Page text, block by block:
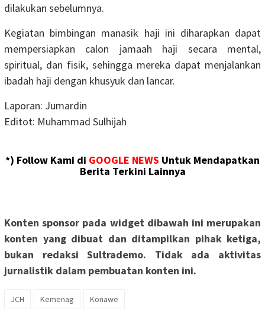
dilakukan sebelumnya.
Kegiatan bimbingan manasik haji ini diharapkan dapat
mempersiapkan calon jamaah haji secara mental,
spiritual, dan fisik, sehingga mereka dapat menjalankan
ibadah haji dengan khusyuk dan lancar.
Laporan: Jumardin
Editot: Muhammad Sulhijah
*) Follow Kami di GOOGLE NEWS Untuk Mendapatkan
Berita Terkini Lainnya
Konten sponsor pada widget dibawah ini merupakan
konten yang dibuat dan ditampilkan pihak ketiga,
bukan redaksi Sultrademo. Tidak ada aktivitas
jurnalistik dalam pembuatan konten ini.
JCH Kemenag Konawe